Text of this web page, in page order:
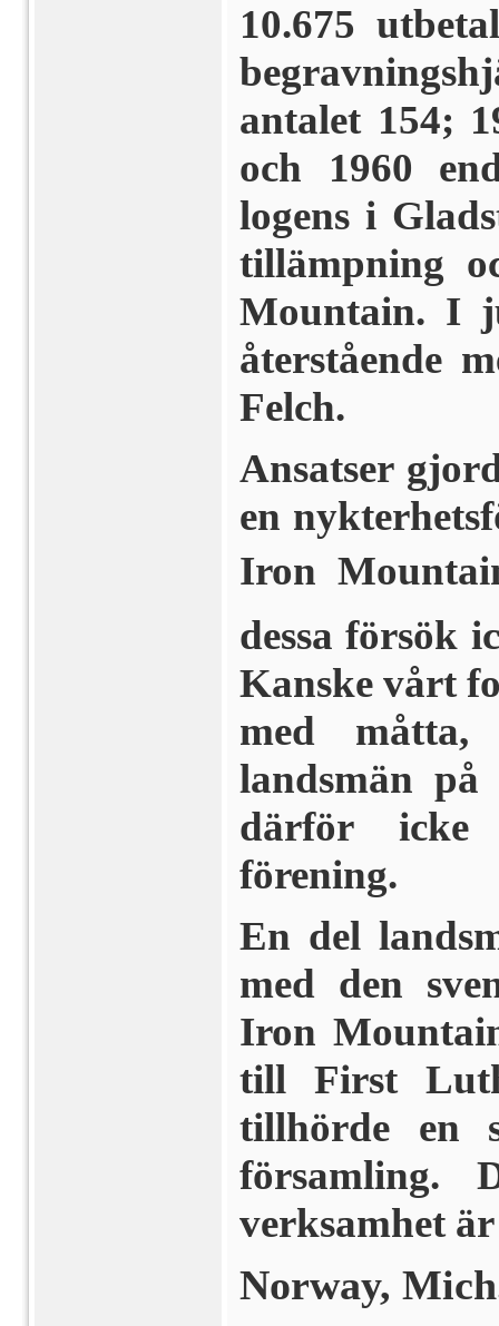
10.675
antalet 154;
och 1960
logens i
tillämpning
Mountain. I
återstående
Felch.
Ansatser
en
Iron
dessa försök
Kanske vårt
med
landsmän
därför icke
förening.
En del
med den
Iron
till First
tillhörde en
församling.
verksamhet
Norway,